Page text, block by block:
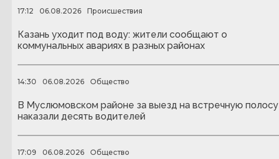
17:12 06.08.2026 Происшествия
Казань уходит под воду: жители сообщают о
коммунальных авариях в разных районах
14:30 06.08.2026 Общество
В Муслюмовском районе за выезд на встречную полосу
наказали десять водителей
17:09 06.08.2026 Общество